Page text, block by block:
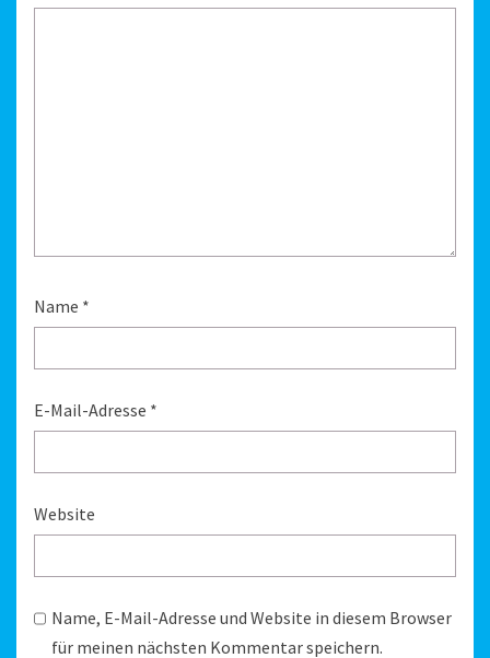
Name *
E-Mail-Adresse *
Website
Name, E-Mail-Adresse und Website in diesem Browser
für meinen nächsten Kommentar speichern.